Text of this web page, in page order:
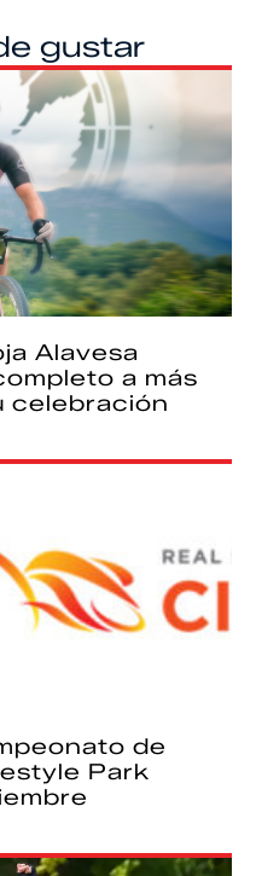
gustar
Alavesa
a más
celebración
de
Park